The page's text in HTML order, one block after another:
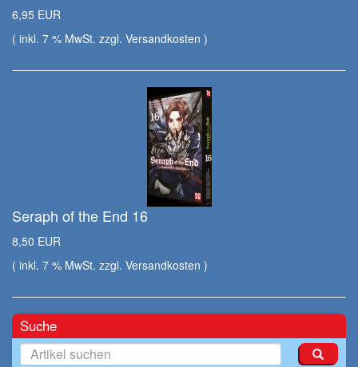
6,95 EUR
( inkl. 7 % MwSt. zzgl. Versandkosten )
Seraph of the End 16
8,50 EUR
( inkl. 7 % MwSt. zzgl. Versandkosten )
Suche